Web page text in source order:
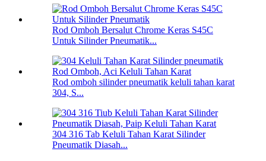
Rod Omboh Bersalut Chrome Keras S45C
Untuk Silinder Pneumatik...
Rod omboh silinder pneumatik keluli tahan karat
304, S...
304 316 Tab Keluli Tahan Karat Silinder
Pneumatik Diasah...